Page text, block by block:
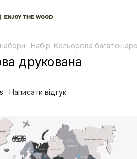
набори Набір: Кольорова
друкована
Написати відгук